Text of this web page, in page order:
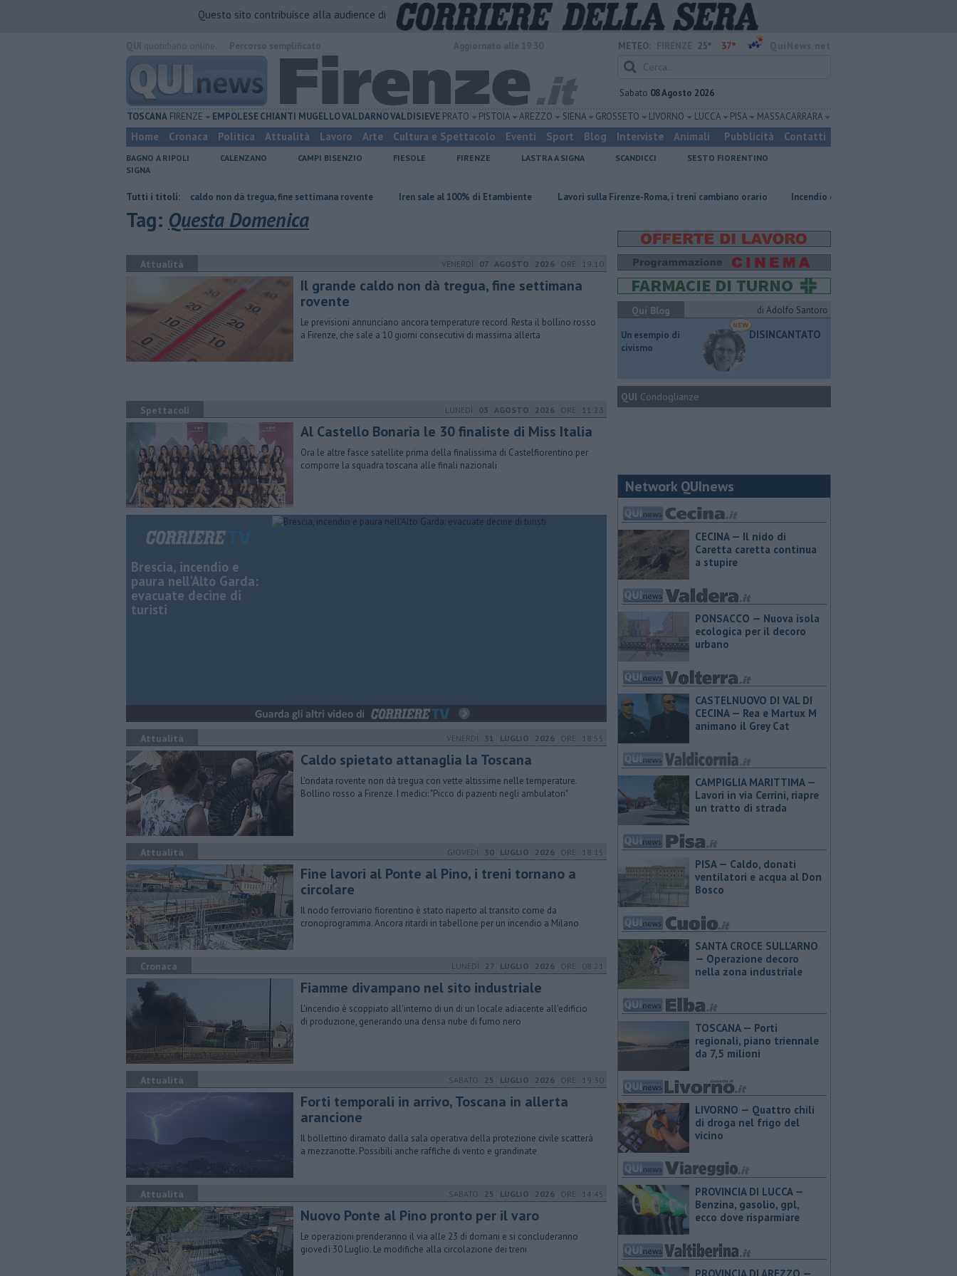
Questo sito contribuisce alla audience di
METEO: 25° 37°
Sabato 08 Agosto 2026
TOSCANA FIRENZE EMPOLESECHIANTI MUGELLOVALDARNOVALDISIEVE PRATO PISTOIA AREZZO SIENA GROSSETO LIVORNO LUCCA PISA MASSA CARRARA
Home Cronaca Politica Attualità Lavoro Arte Cultura e Spettacolo Eventi Sport Blog Interviste Animali Pubblicità Contatti
BAGNO A RIPOLI CALENZANO CAMPI BISENZIO FIESOLE FIRENZE LASTRA A SIGNA SCANDICCI
SESTO FIORENTINO
SIGNA
Tutti i titoli:
Il grande caldo non dà tregua, fine settimana rovente Iren sale al 100% di Etambiente Lavori sulla Firenze-Roma, i treni cambiano orario Incendio devasta un capannone, parte del tetto
Tag: Questa Domenica
Attualità VENERDÌ 07 AGOSTO 2026 ORE 19:10
Il grande caldo non dà tregua, fine settimana
rovente
Le previsioni annunciano ancora temperature record. Resta il bollino rosso
a Firenze, che sale a 10 giorni consecutivi di massima allerta
Spettacoli LUNEDÌ 03 AGOSTO 2026 ORE 11:23
Al Castello Bonaria le 30 finaliste di Miss Italia
Ora le altre fasce satellite prima della finalissima di Castelfiorentino per
comporre la squadra toscana alle finali nazionali
Brescia, incendio e
paura nell'Alto Garda:
evacuate decine di
turisti
Attualità VENERDÌ 31 LUGLIO 2026 ORE 18:55
Caldo spietato attanaglia la Toscana
L'ondata rovente non dà tregua con vette altissime nelle temperature.
Bollino rosso a Firenze. I medici: "Picco di pazienti negli ambulatori"
Attualità GIOVEDÌ 30 LUGLIO 2026 ORE 18:15
Fine lavori al Ponte al Pino, i treni tornano a
circolare
Il nodo ferroviario fiorentino è stato riaperto al transito come da
cronoprogramma. Ancora ritardi in tabellone per un incendio a Milano
Cronaca LUNEDÌ 27 LUGLIO 2026 ORE 08:21
Fiamme divampano nel sito industriale
L'incendio è scoppiato all'interno di un di un locale adiacente all'edificio
di produzione, generando una densa nube di fumo nero
Attualità SABATO 25 LUGLIO 2026 ORE 19:30
Forti temporali in arrivo, Toscana in allerta
arancione
Il bollettino diramato dalla sala operativa della protezione civile scatterà
a mezzanotte. Possibili anche raffiche di vento e grandinate
Attualità SABATO 25 LUGLIO 2026 ORE 14:45
Nuovo Ponte al Pino pronto per il varo
Le operazioni prenderanno il via alle 23 di domani e si concluderanno
giovedì 30 Luglio. Le modifiche alla circolazione dei treni
Qui Blog di Adolfo Santoro
​Un esempio di
civismo
DISINCANTATO
QUI Condoglianze
Network QUInews
CECINA — Il nido di
Caretta caretta continua
a stupire
PONSACCO — Nuova isola
ecologica per il decoro
urbano
CASTELNUOVO DI VAL DI
CECINA — Rea e Martux M
animano il Grey Cat
CAMPIGLIA MARITTIMA —
Lavori in via Cerrini, riapre
un tratto di strada
PISA — Caldo, donati
ventilatori e acqua al Don
Bosco
SANTA CROCE SULL'ARNO
— Operazione decoro
nella zona industriale
TOSCANA — Porti
regionali, piano triennale
da 7,5 milioni
LIVORNO — Quattro chili
di droga nel frigo del
vicino
PROVINCIA DI LUCCA — ​
Benzina, gasolio, gpl,
ecco dove risparmiare